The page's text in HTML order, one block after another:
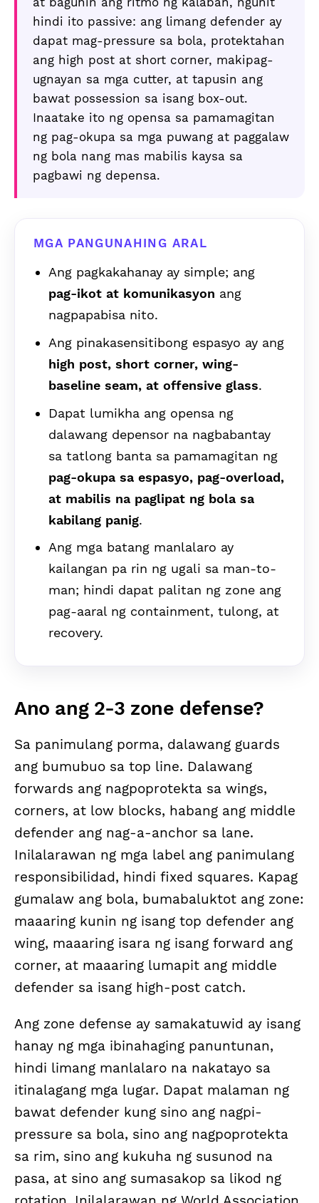
hindi ito passive: ang limang defender ay
dapat mag-pressure sa bola, protektahan
ang high post at short corner, makipag-
ugnayan sa mga cutter, at tapusin ang
bawat possession sa isang box-out.
Inaatake ito ng opensa sa pamamagitan
ng pag-okupa sa mga puwang at paggalaw
ng bola nang mas mabilis kaysa sa
pagbawi ng depensa.
MGA PANGUNAHING ARAL
Ang pagkakahanay ay simple; ang
pag-ikot at komunikasyon ang
nagpapabisa nito.
Ang pinakasensitibong espasyo ay ang
high post, short corner, wing-
baseline seam, at offensive glass.
Dapat lumikha ang opensa ng
dalawang depensor na nagbabantay
sa tatlong banta sa pamamagitan ng
pag-okupa sa espasyo, pag-overload,
at mabilis na paglipat ng bola sa
kabilang panig.
Ang mga batang manlalaro ay
kailangan pa rin ng ugali sa man-to-
man; hindi dapat palitan ng zone ang
pag-aaral ng containment, tulong, at
recovery.
Ano ang 2-3 zone defense?
Sa panimulang porma, dalawang guards
ang bumubuo sa top line. Dalawang
forwards ang nagpoprotekta sa wings,
corners, at low blocks, habang ang middle
defender ang nag-a-anchor sa lane.
Inilalarawan ng mga label ang panimulang
responsibilidad, hindi fixed squares. Kapag
gumalaw ang bola, bumabaluktot ang zone:
maaaring kunin ng isang top defender ang
wing, maaaring isara ng isang forward ang
corner, at maaaring lumapit ang middle
defender sa isang high-post catch.
Ang zone defense ay samakatuwid ay isang
hanay ng mga ibinahaging panuntunan,
hindi limang manlalaro na nakatayo sa
itinalagang mga lugar. Dapat malaman ng
bawat defender kung sino ang nagpi-
pressure sa bola, sino ang nagpoprotekta
sa rim, sino ang kukuha ng susunod na
pasa, at sino ang sumasakop sa likod ng